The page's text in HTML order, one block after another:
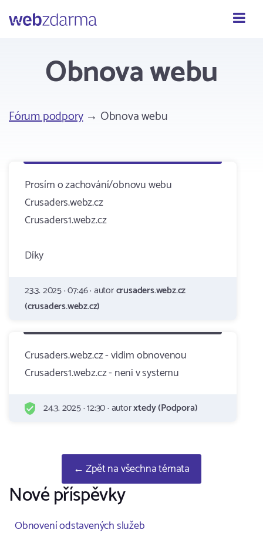
Webzdarma
Obnova webu
Fórum podpory→ Obnova webu
Prosím o zachování/obnovu webu
Crusaders.webz.cz
Crusaders1.webz.cz
Díky
23.3. 2025 · 07:46 · autorcrusaders.webz.cz
(crusaders.webz.cz)
Crusaders.webz.cz - vidim obnovenou
Crusaders1.webz.cz - neni v systemu
24.3. 2025 · 12:30 · autorxtedy (Podpora)
← Zpět na všechna témata
Nové příspěvky
Obnovení odstavených služeb